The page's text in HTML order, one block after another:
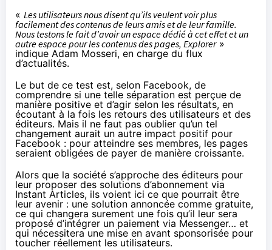
« Les utilisateurs nous disent qu’ils veulent voir plus
facilement des contenus de leurs amis et de leur famille.
Nous testons le fait d’avoir un espace dédié à cet effet et un
autre espace pour les contenus des pages, Explorer»
indique Adam Mosseri, en charge du flux
d’actualités.
Le but de ce test est, selon Facebook, de
comprendre si une telle séparation est perçue de
manière positive et d’agir selon les résultats, en
écoutant à la fois les retours des utilisateurs et des
éditeurs. Mais il ne faut pas oublier qu’un tel
changement aurait un autre impact positif pour
Facebook : pour atteindre ses membres, les pages
seraient obligées de payer de manière croissante.
Alors que la société s’approche des éditeurs pour
leur proposer des solutions d’abonnement via
Instant Articles, ils voient ici ce que pourrait être
leur avenir : une solution annoncée comme gratuite,
ce qui changera surement une fois qu’il leur sera
proposé d’intégrer un paiement via Messenger… et
qui nécessitera une mise en avant sponsorisée pour
toucher réellement les utilisateurs.